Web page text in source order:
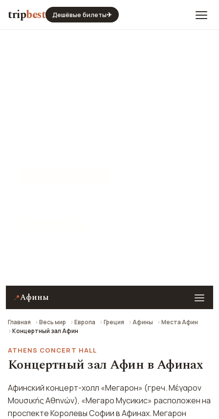
tripbest Дешёвые билеты✈
📍Афины
Главная Весь мир Европа Греция Афины
Места Афин
Концертный зал Афин
ATHENS CONCERT HALL
Концертный зал Афин в Афинах
Афинский концерт-холл «Мегарон» (греч. Μέγαρον
Μουσικής Αθηνών), «Мегаро Мусикис» расположен на
проспекте Королевы Софии в Афинах. Мегарон